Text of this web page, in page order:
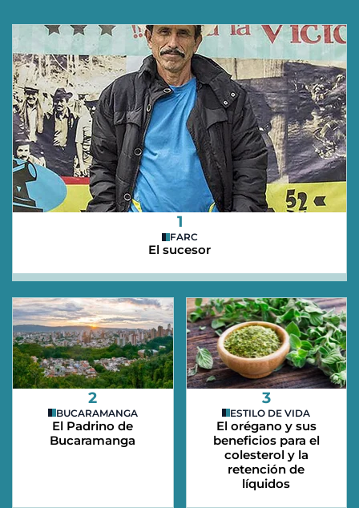
1
FARC
El sucesor
2
BUCARAMANGA
El Padrino de
Bucaramanga
3
ESTILO DE VIDA
El orégano y sus
beneficios para el
colesterol y la
retención de
líquidos